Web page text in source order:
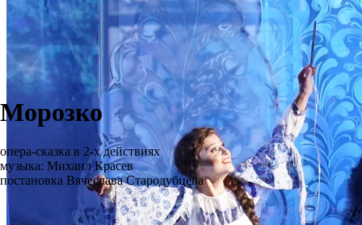
Морозко
опера-сказка в 2-х действиях
музыка: Михаил Красев
постановка Вячеслава Стародубцева